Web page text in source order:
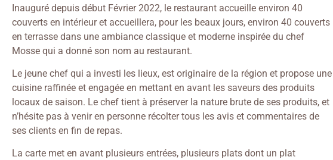
Inauguré depuis début Février 2022, le restaurant accueille environ 40
couverts en intérieur et accueillera, pour les beaux jours, environ 40 couverts
en terrasse dans une ambiance classique et moderne inspirée du chef
Mosse qui a donné son nom au restaurant.
Le jeune chef qui a investi les lieux, est originaire de la région et propose une
cuisine raffinée et engagée en mettant en avant les saveurs des produits
locaux de saison. Le chef tient à préserver la nature brute de ses produits, et
n’hésite pas à venir en personne récolter tous les avis et commentaires de
ses clients en fin de repas.
La carte met en avant plusieurs entrées, plusieurs plats dont un plat